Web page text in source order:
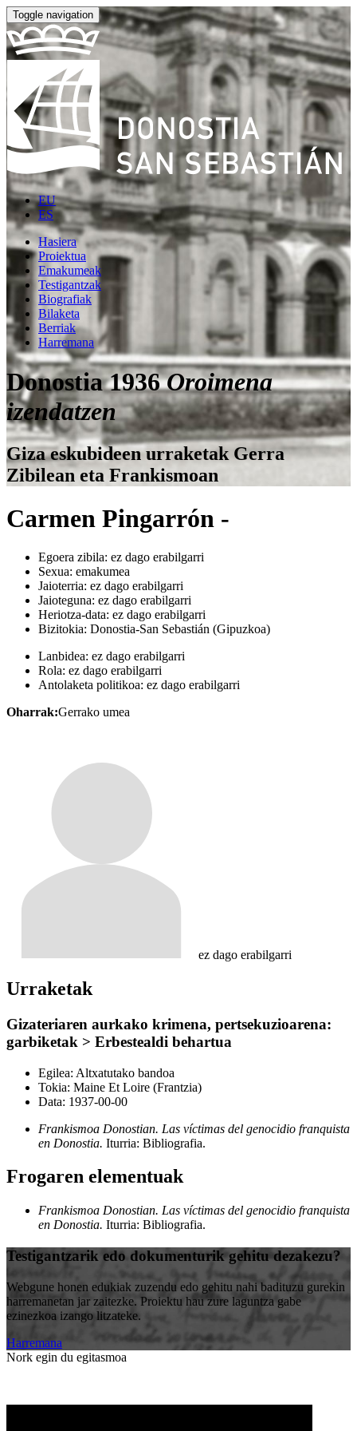
Toggle navigation
EU
ES
Hasiera
Proiektua
Emakumeak
Testigantzak
Biografiak
Bilaketa
Berriak
Harremana
Donostia 1936Oroimena
izendatzen
Giza eskubideen urraketak Gerra
Zibilean eta Frankismoan
Carmen Pingarrón -
Egoera zibila: ez dago erabilgarri
Sexua: emakumea
Jaioterria: ez dago erabilgarri
Jaioteguna: ez dago erabilgarri
Heriotza-data: ez dago erabilgarri
Bizitokia: Donostia-San Sebastián (Gipuzkoa)
Lanbidea: ez dago erabilgarri
Rola: ez dago erabilgarri
Antolaketa politikoa: ez dago erabilgarri
Oharrak:Gerrako umea
ez dago erabilgarri
Urraketak
Gizateriaren aurkako krimena, pertsekuzioarena:
garbiketak > Erbestealdi behartua
Egilea: Altxatutako bandoa
Tokia: Maine Et Loire (Frantzia)
Data: 1937-00-00
Frankismoa Donostian. Las víctimas del genocidio franquista
en Donostia. Iturria: Bibliografia.
Frogaren elementuak
Frankismoa Donostian. Las víctimas del genocidio franquista
en Donostia. Iturria: Bibliografia.
Testigantzarik edo dokumenturik gehitu dezakezu?
Webgune honen edukiak zuzendu edo gehitu nahi badituzu gurekin
harremanetan jar zaitezke. Proiektu hau zure laguntza gabe
ezinezkoa izango litzateke.
Harremana
Nork egin du egitasmoa